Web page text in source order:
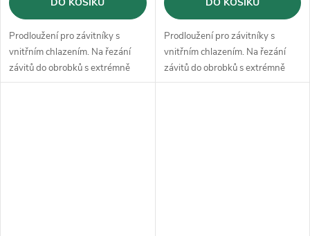
Prodloužení pro závitníky s
vnitřním chlazením. Na řezání
závitů do obrobků s extrémně
hluboko uloženými vnitřními
Prodloužení pro závitníky s
vnitřním chlazením. Na řezání
závitů do obrobků s extrémně
hluboko uloženými vnitřními